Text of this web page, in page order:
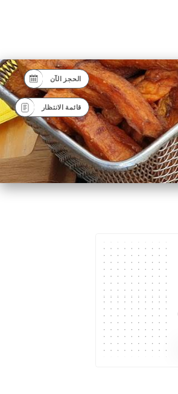
الحجز الآن
قائمة الانتظار